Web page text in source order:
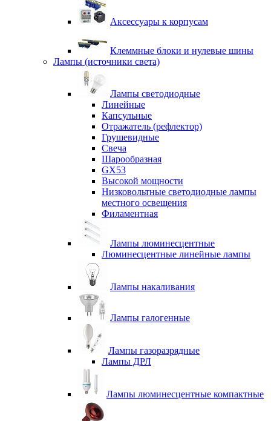
Аксессуары к корпусам
Клеммные блоки и нулевые шины
Лампы (источники света)
Лампы светодиодные
Линейные
Капсульные
Отражатель (рефлектор)
Грушевидные
Свеча
Шарообразная
GX53
Высокой мощности
Низковольтные светодиодные лампы
местного освещения
Филаментная
Лампы люминесцентные
Люминесцентные линейные лампы
Лампы накаливания
Лампы галогенные
Лампы газоразрядные
Лампы ДРЛ
Лампы люминесцентные компактные